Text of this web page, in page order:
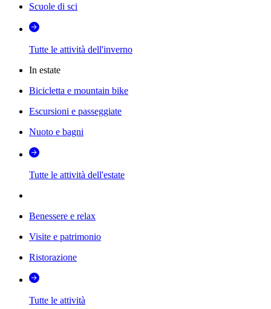
Scuole di sci
Tutte le attività dell'inverno
In estate
Bicicletta e mountain bike
Escursioni e passeggiate
Nuoto e bagni
Tutte le attività dell'estate
Benessere e relax
Visite e patrimonio
Ristorazione
Tutte le attività